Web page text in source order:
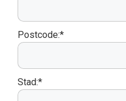
Postcode:*
Stad:*